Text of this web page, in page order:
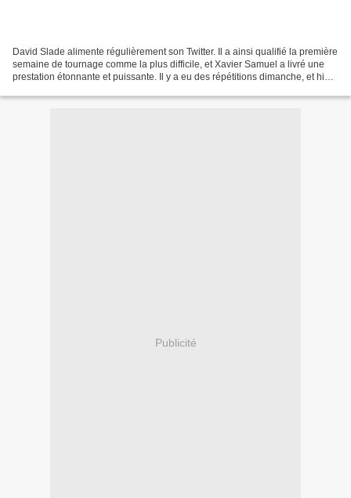
David Slade alimente régulièrement son Twitter. Il a ainsi qualifié la première
semaine de tournage comme la plus difficile, et Xavier Samuel a livré une
prestation étonnante et puissante. Il y a eu des répétitions dimanche, et hier,
Publicité